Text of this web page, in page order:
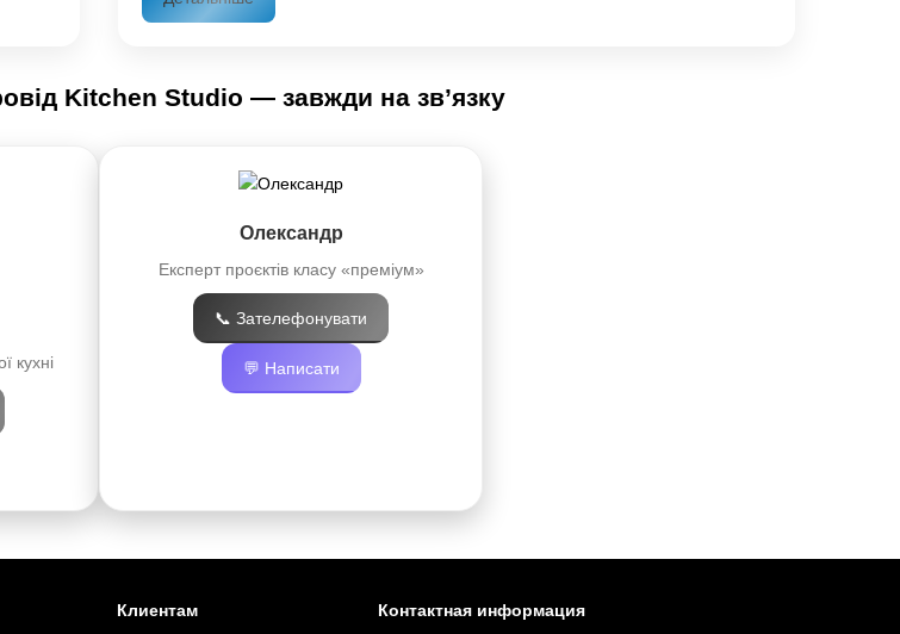
Kitchen Studio — завжди на зв’язку
кухні
Олександр
Експерт проєктів класу «преміум»
📞 Зателефонувати
💬 Написати
Клиентам Контактная информация